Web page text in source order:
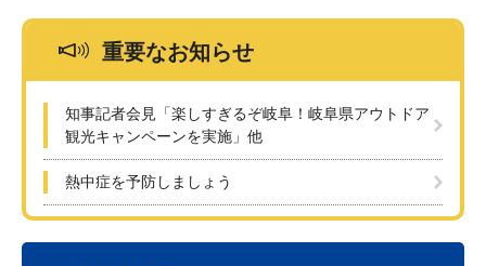
重要なお知らせ
知事記者会見「楽しすぎるぞ岐阜！岐阜県アウトドア
観光キャンペーンを実施」他
熱中症を予防しましょう